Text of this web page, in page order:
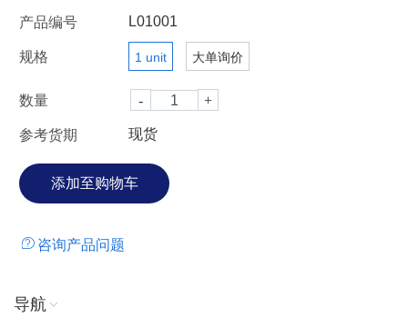
产品编号 L01001
规格 1 unit 大单询价
数量
参考货期 现货
咨询产品问题
导航